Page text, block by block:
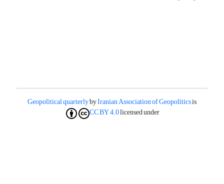
Geopolitical quarterlybyIranian Association of Geopoliticsis
licensed under
CC BY 4.0